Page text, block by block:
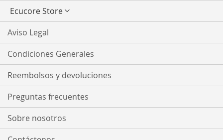
tiendaEcucore Store
Aviso Legal
Condiciones Generales
Reembolsos y devoluciones
Preguntas frecuentes
Sobre nosotros